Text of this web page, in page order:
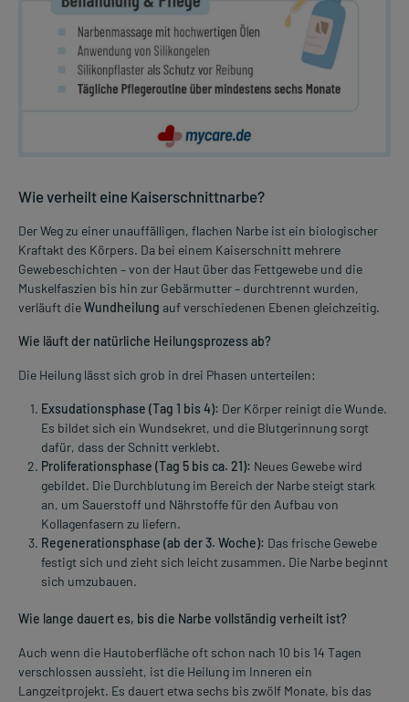
Wie verheilt eine Kaiserschnittnarbe?
Der Weg zu einer unauffälligen, flachen Narbe ist ein biologischer
Kraftakt des Körpers. Da bei einem Kaiserschnitt mehrere
Gewebeschichten – von der Haut über das Fettgewebe und die
Muskelfaszien bis hin zur Gebärmutter – durchtrennt wurden,
verläuft dieWundheilung auf verschiedenen Ebenen gleichzeitig.
Wie läuft der natürliche Heilungsprozess ab?
Die Heilung lässt sich grob in drei Phasen unterteilen:
Exsudationsphase (Tag 1 bis 4): Der Körper reinigt die Wunde.
Es bildet sich ein Wundsekret, und die Blutgerinnung sorgt
dafür, dass der Schnitt verklebt.
Proliferationsphase (Tag 5 bis ca. 21): Neues Gewebe wird
gebildet. Die Durchblutung im Bereich der Narbe steigt stark
an, um Sauerstoff und Nährstoffe für den Aufbau von
Kollagenfasern zu liefern.
Regenerationsphase (ab der 3. Woche): Das frische Gewebe
festigt sich und zieht sich leicht zusammen. Die Narbe beginnt
sich umzubauen.
Wie lange dauert es, bis die Narbe vollständig verheilt ist?
Auch wenn die Hautoberfläche oft schon nach 10 bis 14 Tagen
verschlossen aussieht, ist die Heilung im Inneren ein
Langzeitprojekt. Es dauert etwa sechs bis zwölf Monate, bis das